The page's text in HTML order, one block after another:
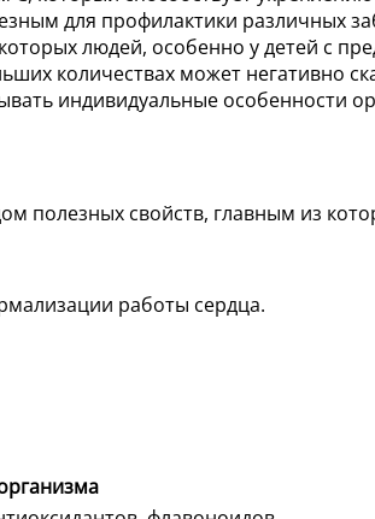
для профилактики различных
людей, особенно у детей с
количествах может негативно
индивидуальные особенности
полезных свойств, главным из
работы сердца.